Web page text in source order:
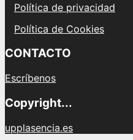
Política de privacidad
Política de Cookies
CONTACTO
Escríbenos
Copyright...
upplasencia.es